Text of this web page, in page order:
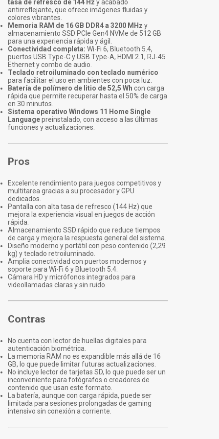
tasa de refresco de 144 Hz y acabado
antirreflejante, que ofrece imágenes fluidas y
colores vibrantes.
Memoria RAM de 16 GB DDR4 a 3200 MHz y
almacenamiento SSD PCIe Gen4 NVMe de 512 GB
para una experiencia rápida y ágil.
Conectividad completa: Wi-Fi 6, Bluetooth 5.4,
puertos USB Type-C y USB Type-A, HDMI 2.1, RJ-45
Ethernet y combo de audio.
Teclado retroiluminado con teclado numérico
para facilitar el uso en ambientes con poca luz.
Batería de polímero de litio de 52,5 Wh con carga
rápida que permite recuperar hasta el 50% de carga
en 30 minutos.
Sistema operativo Windows 11 Home Single
Languagepreinstalado, con acceso a las últimas
funciones y actualizaciones.
Pros
Excelente rendimiento para juegos competitivos y
multitarea gracias a su procesador y GPU
dedicados.
Pantalla con alta tasa de refresco (144 Hz) que
mejora la experiencia visual en juegos de acción
rápida.
Almacenamiento SSD rápido que reduce tiempos
de carga y mejora la respuesta general del sistema.
Diseño moderno y portátil con peso contenido (2,29
kg) y teclado retroiluminado.
Amplia conectividad con puertos modernos y
soporte para Wi-Fi 6 y Bluetooth 5.4.
Cámara HD y micrófonos integrados para
videollamadas claras y sin ruido.
Contras
No cuenta con lector de huellas digitales para
autenticación biométrica.
La memoria RAM no es expandible más allá de 16
GB, lo que puede limitar futuras actualizaciones.
No incluye lector de tarjetas SD, lo que puede ser un
inconveniente para fotógrafos o creadores de
contenido que usan este formato.
La batería, aunque con carga rápida, puede ser
limitada para sesiones prolongadas de gaming
intensivo sin conexión a corriente.